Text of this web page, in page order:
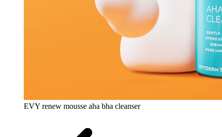
EVY renew mousse aha bha cleanser